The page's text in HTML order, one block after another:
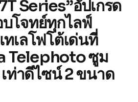
Series”อัปเกรด
โจทย์ทุกไลฟ์
ทเลโฟโต้เด่นที่
Telephoto ซูม
ท่าดีไซน์ 2 ขนาด